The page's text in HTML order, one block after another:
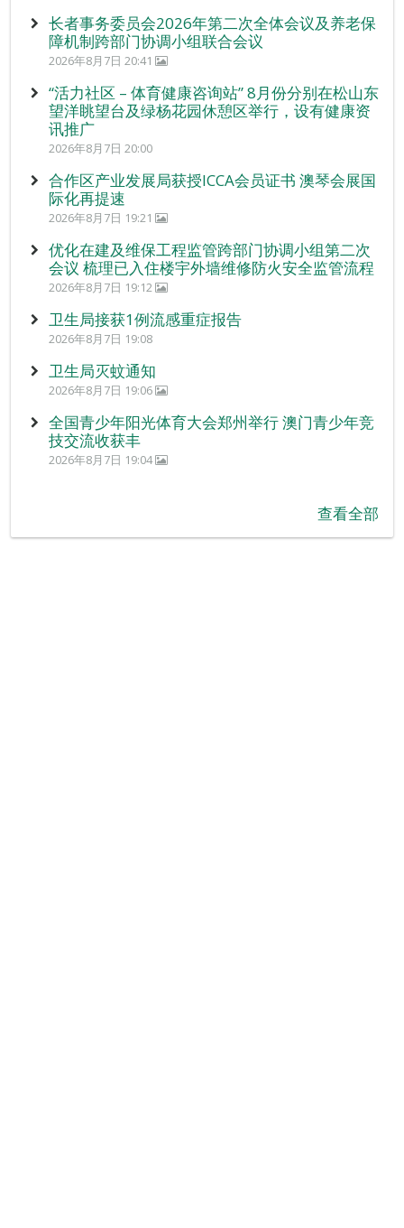
长者事务委员会2026年第二次全体会议及养老保
障机制跨部门协调小组联合会议
2026年8月7日 20:41
“活力社区 – 体育健康咨询站” 8月份分别在松山东
望洋眺望台及绿杨花园休憩区举行，设有健康资
讯推广
2026年8月7日 20:00
合作区产业发展局获授ICCA会员证书 澳琴会展国
际化再提速
2026年8月7日 19:21
优化在建及维保工程监管跨部门协调小组第二次
会议 梳理已入住楼宇外墙维修防火安全监管流程
2026年8月7日 19:12
卫生局接获1例流感重症报告
2026年8月7日 19:08
卫生局灭蚊通知
2026年8月7日 19:06
全国青少年阳光体育大会郑州举行 澳门青少年竞
技交流收获丰
2026年8月7日 19:04
查看全部